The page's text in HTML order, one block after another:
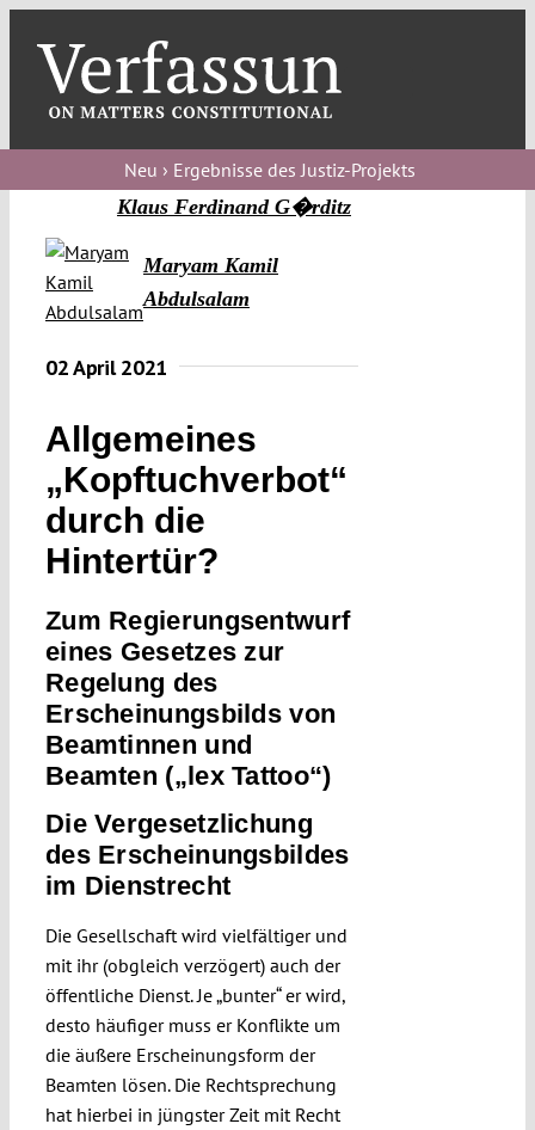
content
blog
Verfassungs
debate
Verfassungs
About
Funding
Projects
Neu › Ergebnisse des Justiz-Projekts
Klaus Ferdinand G�rditz
Maryam Kamil
Abdulsalam
02 April 2021
Allgemeines
„Kopftuchverbot“
durch die
Hintertür?
Zum Regierungsentwurf
eines Gesetzes zur
Regelung des
Erscheinungsbilds von
Beamtinnen und
Beamten („lex Tattoo“)
Die Vergesetzlichung
des Erscheinungsbildes
im Dienstrecht
Die Gesellschaft wird vielfältiger und
mit ihr (obgleich verzögert) auch der
öffentliche Dienst. Je „bunter“ er wird,
desto häufiger muss er Konflikte um
die äußere Erscheinungsform der
Beamten lösen. Die Rechtsprechung
hat hierbei in jüngster Zeit mit Recht